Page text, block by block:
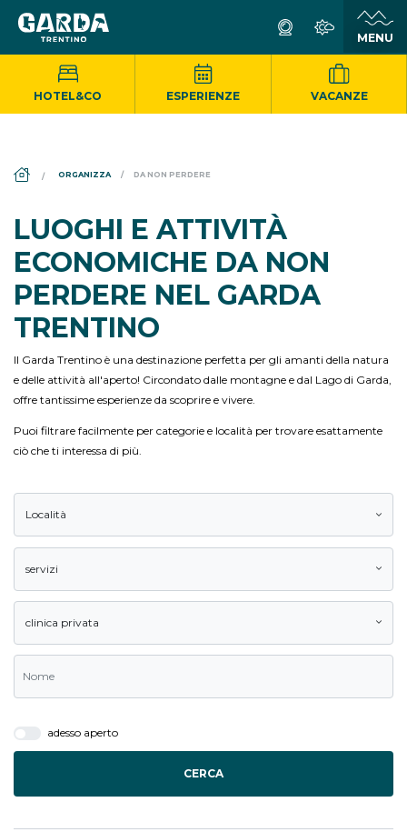
HOTEL&CO ESPERIENZE VACANZE
DS_BREADCRUMB.HOME
ORGANIZZA DA NON PERDERE
LUOGHI E ATTIVITÀ
ECONOMICHE DA NON
PERDERE NEL GARDA
TRENTINO
Il Garda Trentino è una destinazione perfetta per gli amanti della natura
e delle attività all'aperto! Circondato dalle montagne e dal Lago di Garda,
offre tantissime esperienze da scoprire e vivere.
Puoi filtrare facilmente per categorie e località per trovare esattamente
ciò che ti interessa di più.
Località
servizi
clinica privata
adesso aperto
CERCA